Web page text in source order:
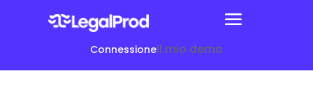
ConnessioneIl mio demo